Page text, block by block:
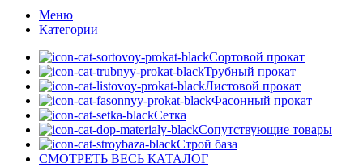
Меню
Категории
Сортовой прокат
Трубный прокат
Листовой прокат
Фасонный прокат
Сетка
Сопутствующие товары
Строй база
СМОТРЕТЬ ВЕСЬ КАТАЛОГ